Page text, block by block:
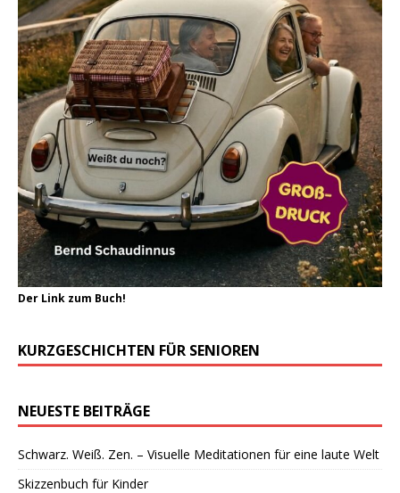
Der Link zum Buch!
KURZGESCHICHTEN FÜR SENIOREN
NEUESTE BEITRÄGE
Schwarz. Weiß. Zen. – Visuelle Meditationen für eine laute Welt
Skizzenbuch für Kinder